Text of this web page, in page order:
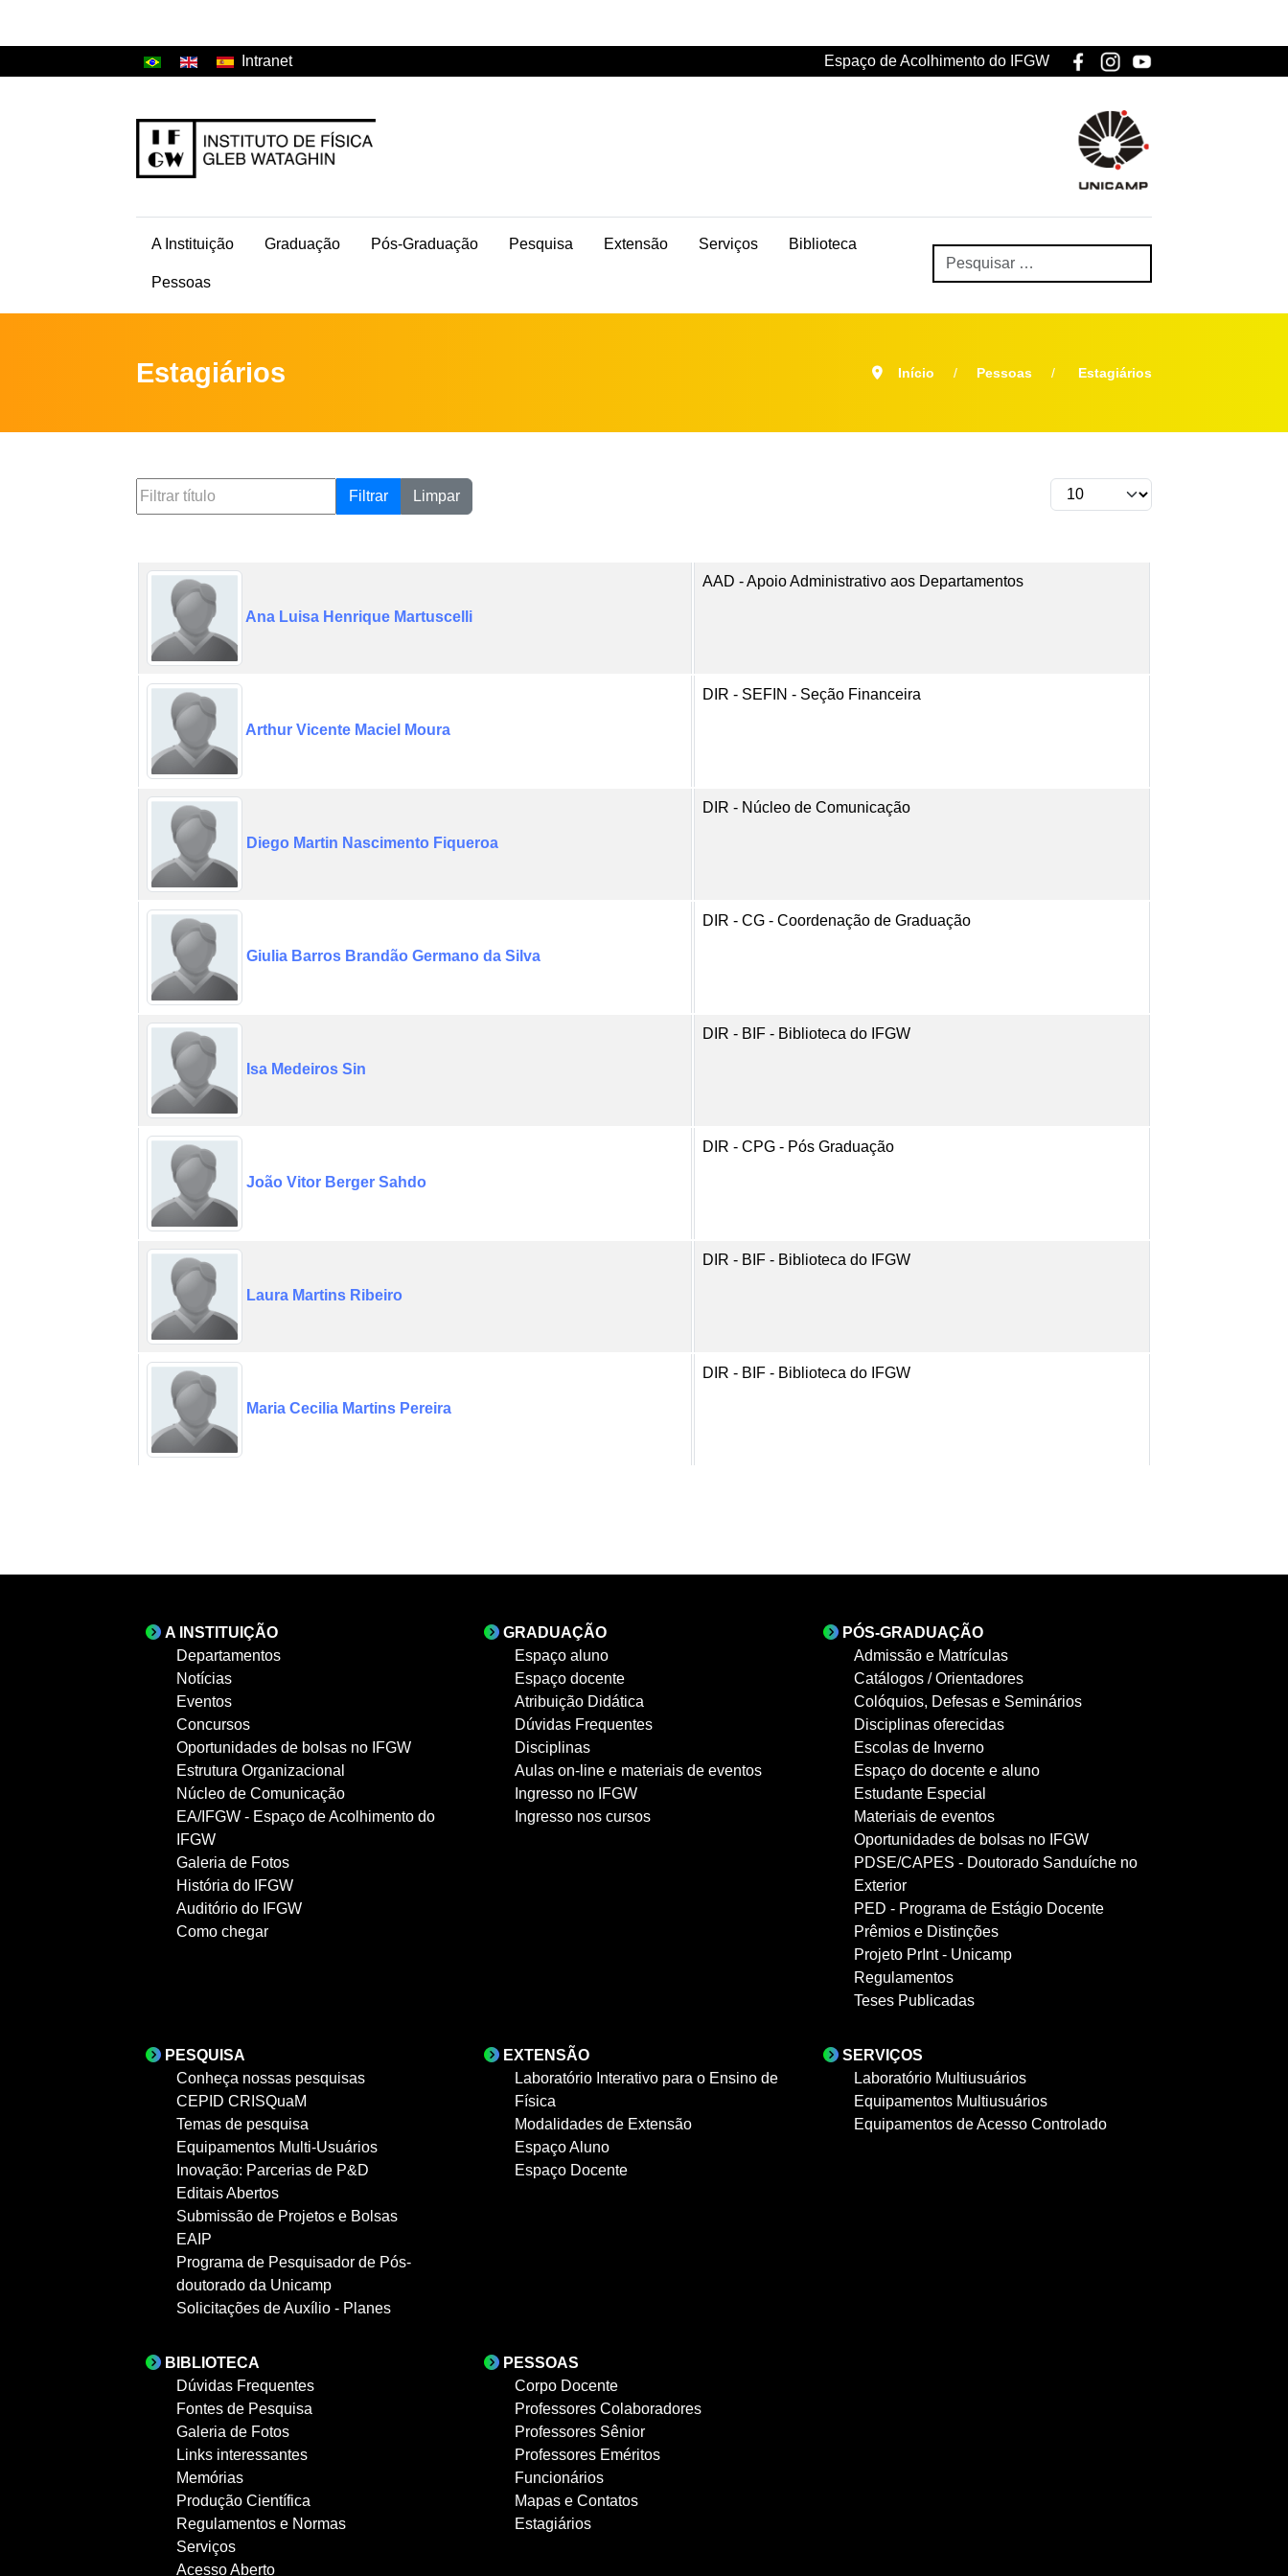
Intranet Espaço de Acolhimento do IFGW
A Instituição Graduação Pós-Graduação Pesquisa Extensão Serviços Biblioteca
Pessoas
Estagiários Início Pessoas Estagiários
Filtrar Limpar
Ana Luisa Henrique Martuscelli
AAD - Apoio Administrativo aos Departamentos
Arthur Vicente Maciel Moura
DIR - SEFIN - Seção Financeira
Diego Martin Nascimento Fiqueroa
DIR - Núcleo de Comunicação
Giulia Barros Brandão Germano da Silva
DIR - CG - Coordenação de Graduação
Isa Medeiros Sin
DIR - BIF - Biblioteca do IFGW
João Vitor Berger Sahdo
DIR - CPG - Pós Graduação
Laura Martins Ribeiro
DIR - BIF - Biblioteca do IFGW
Maria Cecilia Martins Pereira
DIR - BIF - Biblioteca do IFGW
A INSTITUIÇÃO
Departamentos
Notícias
Eventos
Concursos
Oportunidades de bolsas no IFGW
Estrutura Organizacional
Núcleo de Comunicação
EA/IFGW - Espaço de Acolhimento do
IFGW
Galeria de Fotos
História do IFGW
Auditório do IFGW
Como chegar
GRADUAÇÃO
Espaço aluno
Espaço docente
Atribuição Didática
Dúvidas Frequentes
Disciplinas
Aulas on-line e materiais de eventos
Ingresso no IFGW
Ingresso nos cursos
PÓS-GRADUAÇÃO
Admissão e Matrículas
Catálogos / Orientadores
Colóquios, Defesas e Seminários
Disciplinas oferecidas
Escolas de Inverno
Espaço do docente e aluno
Estudante Especial
Materiais de eventos
Oportunidades de bolsas no IFGW
PDSE/CAPES - Doutorado Sanduíche no
Exterior
PED - Programa de Estágio Docente
Prêmios e Distinções
Projeto PrInt - Unicamp
Regulamentos
Teses Publicadas
PESQUISA
Conheça nossas pesquisas
CEPID CRISQuaM
Temas de pesquisa
Equipamentos Multi-Usuários
Inovação: Parcerias de P&D
Editais Abertos
Submissão de Projetos e Bolsas
EAIP
Programa de Pesquisador de Pós-
doutorado da Unicamp
Solicitações de Auxílio - Planes
EXTENSÃO
Laboratório Interativo para o Ensino de
Física
Modalidades de Extensão
Espaço Aluno
Espaço Docente
SERVIÇOS
Laboratório Multiusuários
Equipamentos Multiusuários
Equipamentos de Acesso Controlado
BIBLIOTECA
Dúvidas Frequentes
Fontes de Pesquisa
Galeria de Fotos
Links interessantes
Memórias
Produção Científica
Regulamentos e Normas
Serviços
Acesso Aberto
PESSOAS
Corpo Docente
Professores Colaboradores
Professores Sênior
Professores Eméritos
Funcionários
Mapas e Contatos
Estagiários